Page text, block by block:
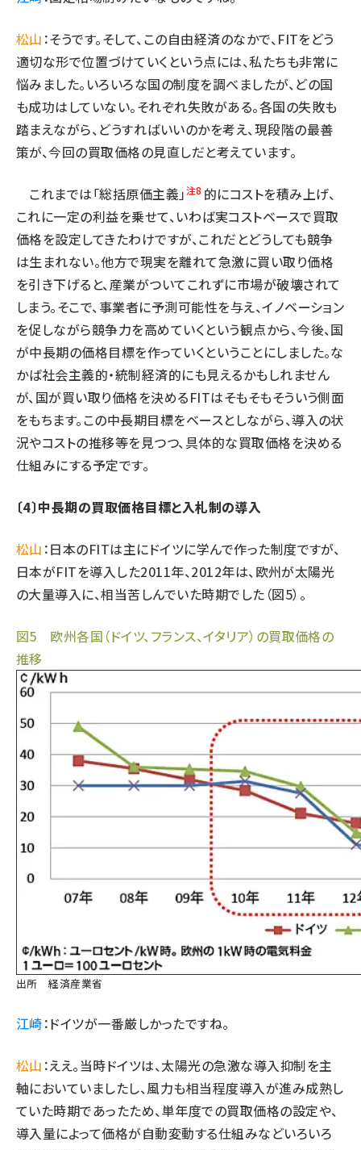
松山 ：そうです。そして、この自由経済のなかで、FITをどう
適切な形で位置づけていくという点には、私たちも非常に
悩みました。いろいろな国の制度を調べましたが、どの国
も成功はしていない。それぞれ失敗がある。各国の失敗も
踏まえながら、どうすればいいのかを考え、現段階の最善
策が、今回の買取価格の見直しだと考えています。
これまでは「総括原価主義」注8 的にコストを積み上げ、
これに一定の利益を乗せて、いわば実コストベースで買取
価格を設定してきたわけですが、これだとどうしても競争
は生まれない。他方で現実を離れて急激に買い取り価格
を引き下げると、産業がついてこれずに市場が破壊されて
しまう。そこで、事業者に予測可能性を与え、イノベーション
を促しながら競争力を高めていくという観点から、今後、国
が中長期の価格目標を作っていくということにしました。な
かば社会主義的・統制経済的にも見えるかもしれません
が、国が買い取り価格を決めるFITはそもそもそういう側面
をもちます。この中長期目標をベースとしながら、導入の状
況やコストの推移等を見つつ、具体的な買取価格を決める
仕組みにする予定です。
〔4〕中長期の買取価格目標と入札制の導入
松山 ：日本のFITは主にドイツに学んで作った制度ですが、
日本がFITを導入した2011年、2012年は、欧州が太陽光
の大量導入に、相当苦しんでいた時期でした（図5）。
図5 欧州各国（ドイツ、フランス、イタリア）の買取価格の
推移
出所経済産業省
江崎：ドイツが一番厳しかったですね。
松山 ：ええ。当時ドイツは、太陽光の急激な導入抑制を主
軸においていましたし、風力も相当程度導入が進み成熟し
ていた時期であったため、単年度での買取価格の設定や、
導入量によって価格が自動変動する仕組みなどいろいろ